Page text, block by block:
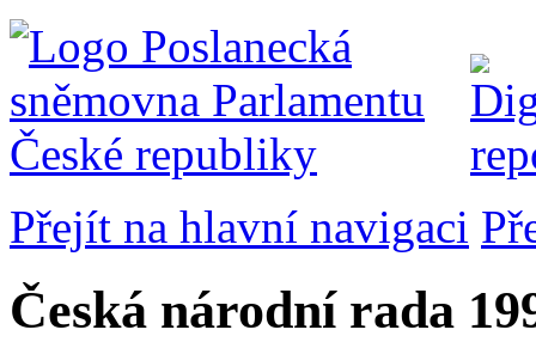
Přejít na hlavní navigaci
Česká národní rada